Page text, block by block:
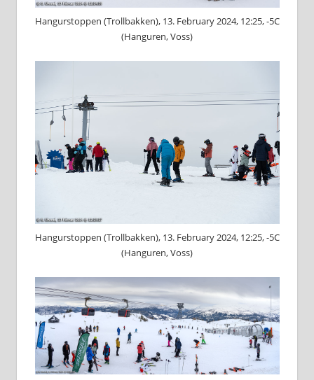
Hangurstoppen (Trollbakken), 13. February 2024, 12:25, -5C
(Hanguren, Voss)
Hangurstoppen (Trollbakken), 13. February 2024, 12:25, -5C
(Hanguren, Voss)